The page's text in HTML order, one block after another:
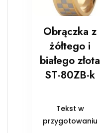
Obrączka z
żółtego i
białego złota
ST-80ZB-k
Tekst w
przygotowaniu